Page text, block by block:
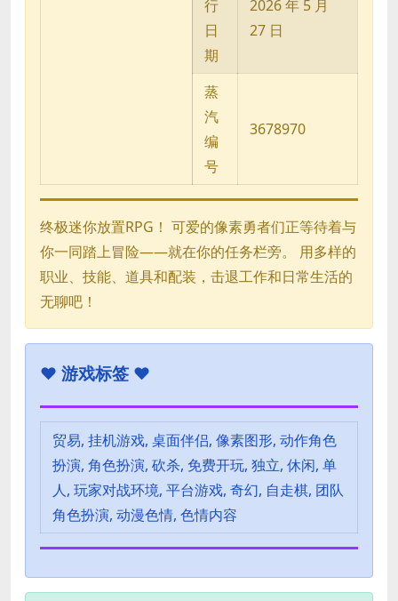
行
日
期
2026 年 5 月
27 日
蒸
汽
编
号
3678970
终极迷你放置RPG！ 可爱的像素勇者们正等待着与
你一同踏上冒险——就在你的任务栏旁。 用多样的
职业、技能、道具和配装，击退工作和日常生活的
无聊吧！
♥ 游戏标签 ♥
贸易, 挂机游戏, 桌面伴侣, 像素图形, 动作角色
扮演, 角色扮演, 砍杀, 免费开玩, 独立, 休闲, 单
人, 玩家对战环境, 平台游戏, 奇幻, 自走棋, 团队
角色扮演, 动漫色情, 色情内容